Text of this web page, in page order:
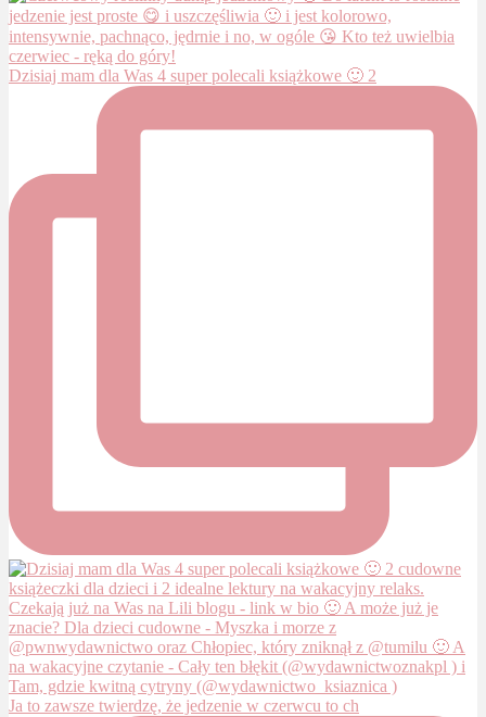
Dzisiaj mam dla Was 4 super polecali książkowe 🙂 2
Ja to zawsze twierdzę, że jedzenie w czerwcu to ch